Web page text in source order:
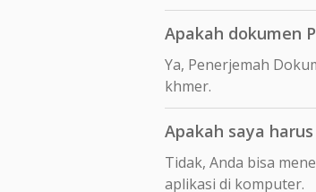
Apakah dokumen
Ya, Penerjemah
khmer.
Apakah saya
Tidak, Anda bisa
aplikasi di komputer.